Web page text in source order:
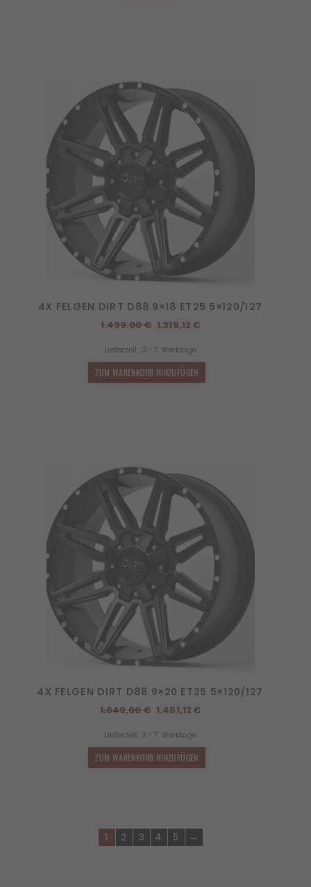
4X FELGEN DIRT D88 9×18 ET25 5×120/127
1.499,00€ Ursprünglicher
war:
1.499,00 €
1.319,12€Aktueller
Lieferzeit: 3 - 7 Werktage
ZUM WARENKORB HINZUFÜGEN
4X FELGEN DIRT D88 9×20 ET25 5×120/127
1.649,00€ Ursprünglicher
war:
1.649,00 €
1.451,12€Aktueller
Lieferzeit: 3 - 7 Werktage
ZUM WARENKORB HINZUFÜGEN
1 2 3 4 5 →